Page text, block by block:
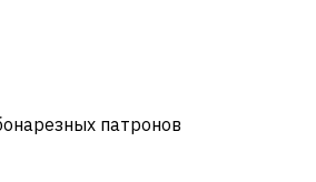
патронов